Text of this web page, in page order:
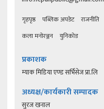
गृहपृष्ठ पब्लिक अपडेट राजनीति
कला मनोरञ्जन
युनिकोड
प्रकाशक
म्याक मिडिया एण्ड सर्भिसेज प्रा.लि
अध्यक्ष/कार्यकारी सम्पादक
सुरज खनाल